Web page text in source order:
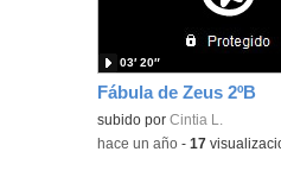
Fábula de Zeus 2ºB
Contenido educativo.
subido porCintia L.
03′ 20″
-hace un año -17